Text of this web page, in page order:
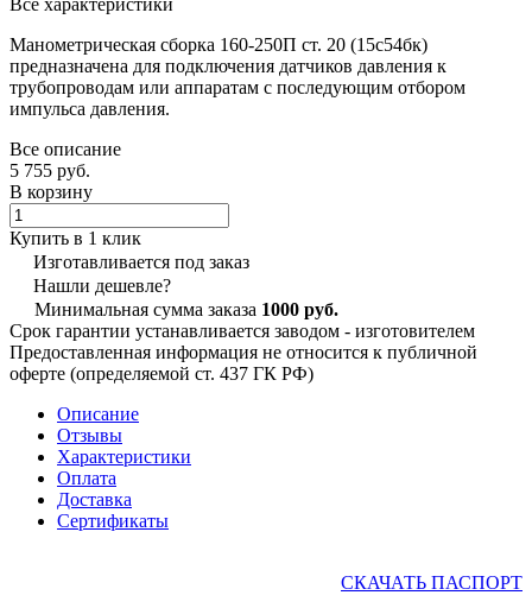
Манометрическая сборка 160-250П ст. 20 (15с54бк)
предназначена для подключения датчиков давления к
трубопроводам или аппаратам с последующим отбором
импульса давления.
Все описание
5 755 руб.
В корзину
Купить в 1 клик
Изготавливается под заказ
Нашли дешевле?
Минимальная сумма заказа 1000 руб.
Срок гарантии устанавливается заводом - изготовителем
Предоставленная информация не относится к публичной
оферте (определяемой ст. 437 ГК РФ)
Описание
Отзывы
Характеристики
Оплата
Доставка
Сертификаты
СКАЧАТЬ ПАСПОРТ